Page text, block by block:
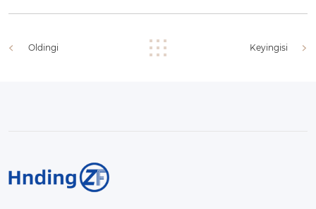
Oldingi Keyingisi